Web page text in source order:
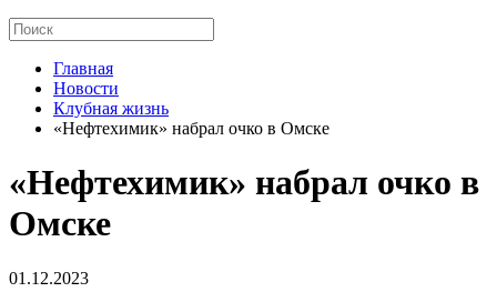
Главная
Новости
Клубная жизнь
«Нефтехимик» набрал очко в Омске
«Нефтехимик» набрал очко в
Омске
01.12.2023